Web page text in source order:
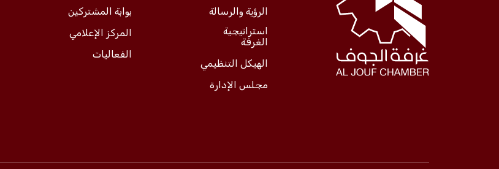
المركز الإعلامي
فعاليات الغرفة
الرؤية والرسالة
استراتيجية
الغرفة
الهيكل التنظيمي
مجلس الإدارة
بوابة المشتركين
المركز الإعلامي
الفعاليات